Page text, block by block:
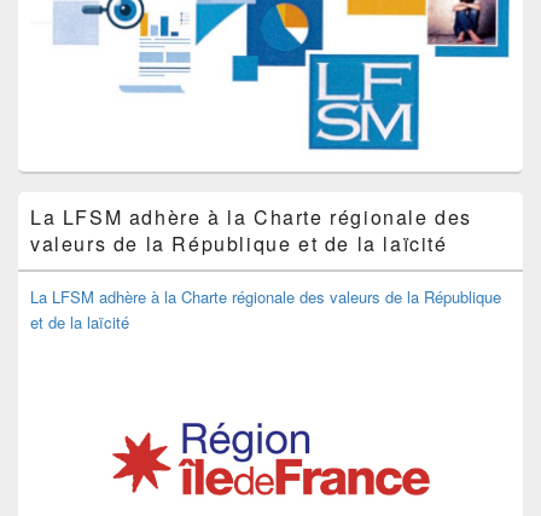
La LFSM adhère à la Charte régionale des
valeurs de la République et de la laïcité
La LFSM adhère à la Charte régionale des valeurs de la République
et de la laïcité